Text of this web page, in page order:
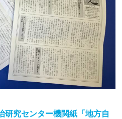
研究センター機関紙「地方自